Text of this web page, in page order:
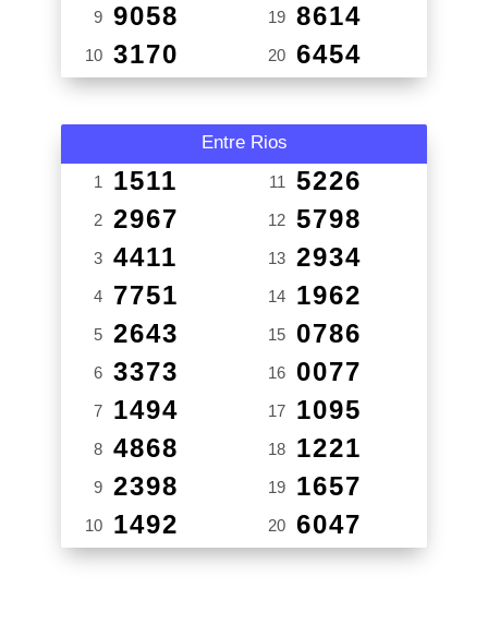
9 9058
10 3170
19 8614
20 6454
Entre Rios
1 1511
2 2967
3 4411
4 7751
5 2643
6 3373
7 1494
8 4868
9 2398
10 1492
11 5226
12 5798
13 2934
14 1962
15 0786
16 0077
17 1095
18 1221
19 1657
20 6047